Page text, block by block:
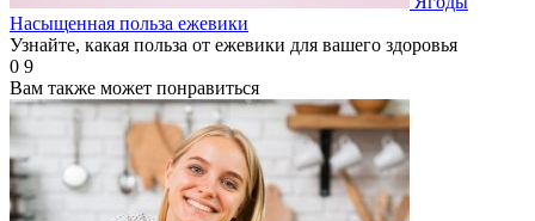
Насыщенная польза ежевики
Узнайте, какая польза от ежевики для вашего здоровья
0 9
Вам также может понравиться